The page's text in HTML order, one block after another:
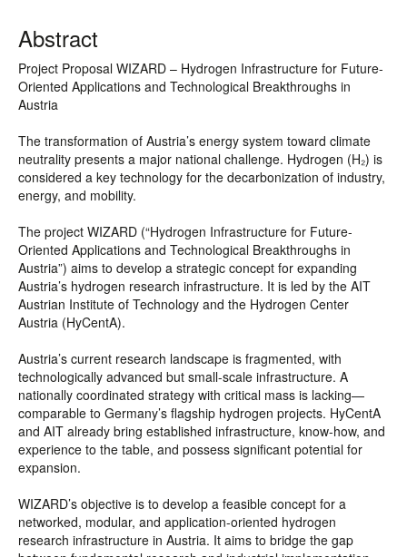
Abstract
Project Proposal WIZARD – Hydrogen Infrastructure for Future-
Oriented Applications and Technological Breakthroughs in
Austria
The transformation of Austria’s energy system toward climate
neutrality presents a major national challenge. Hydrogen (H₂) is
considered a key technology for the decarbonization of industry,
energy, and mobility.
The project WIZARD (“Hydrogen Infrastructure for Future-
Oriented Applications and Technological Breakthroughs in
Austria”) aims to develop a strategic concept for expanding
Austria’s hydrogen research infrastructure. It is led by the AIT
Austrian Institute of Technology and the Hydrogen Center
Austria (HyCentA).
Austria’s current research landscape is fragmented, with
technologically advanced but small-scale infrastructure. A
nationally coordinated strategy with critical mass is lacking—
comparable to Germany’s flagship hydrogen projects. HyCentA
and AIT already bring established infrastructure, know-how, and
experience to the table, and possess significant potential for
expansion.
WIZARD’s objective is to develop a feasible concept for a
networked, modular, and application-oriented hydrogen
research infrastructure in Austria. It aims to bridge the gap